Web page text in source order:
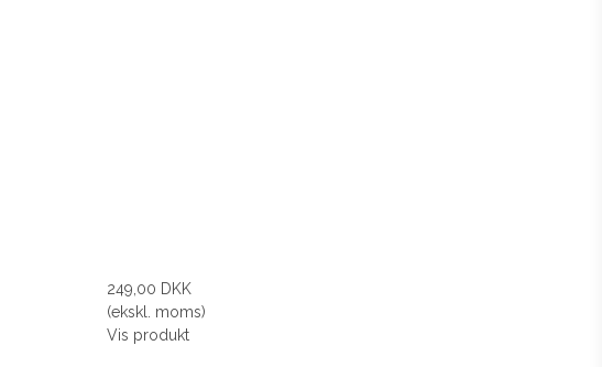
249,00 DKK
(ekskl. moms)
Vis produkt